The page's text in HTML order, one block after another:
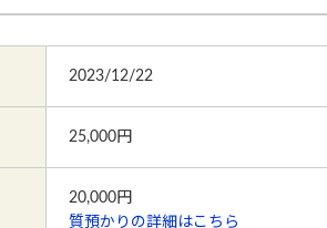
2023/12/22
25,000円
20,000円
質預かりの詳細はこちら